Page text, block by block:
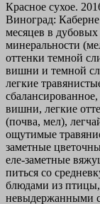
Красное сухое.
Виноград:
месяцев в
минеральности
оттенки темной
вишни и темной
легкие
вишни, легкие
(почва, мел),
ощутимые
заметные
еле-заметные
питься со
блюдами из
невыдержанными